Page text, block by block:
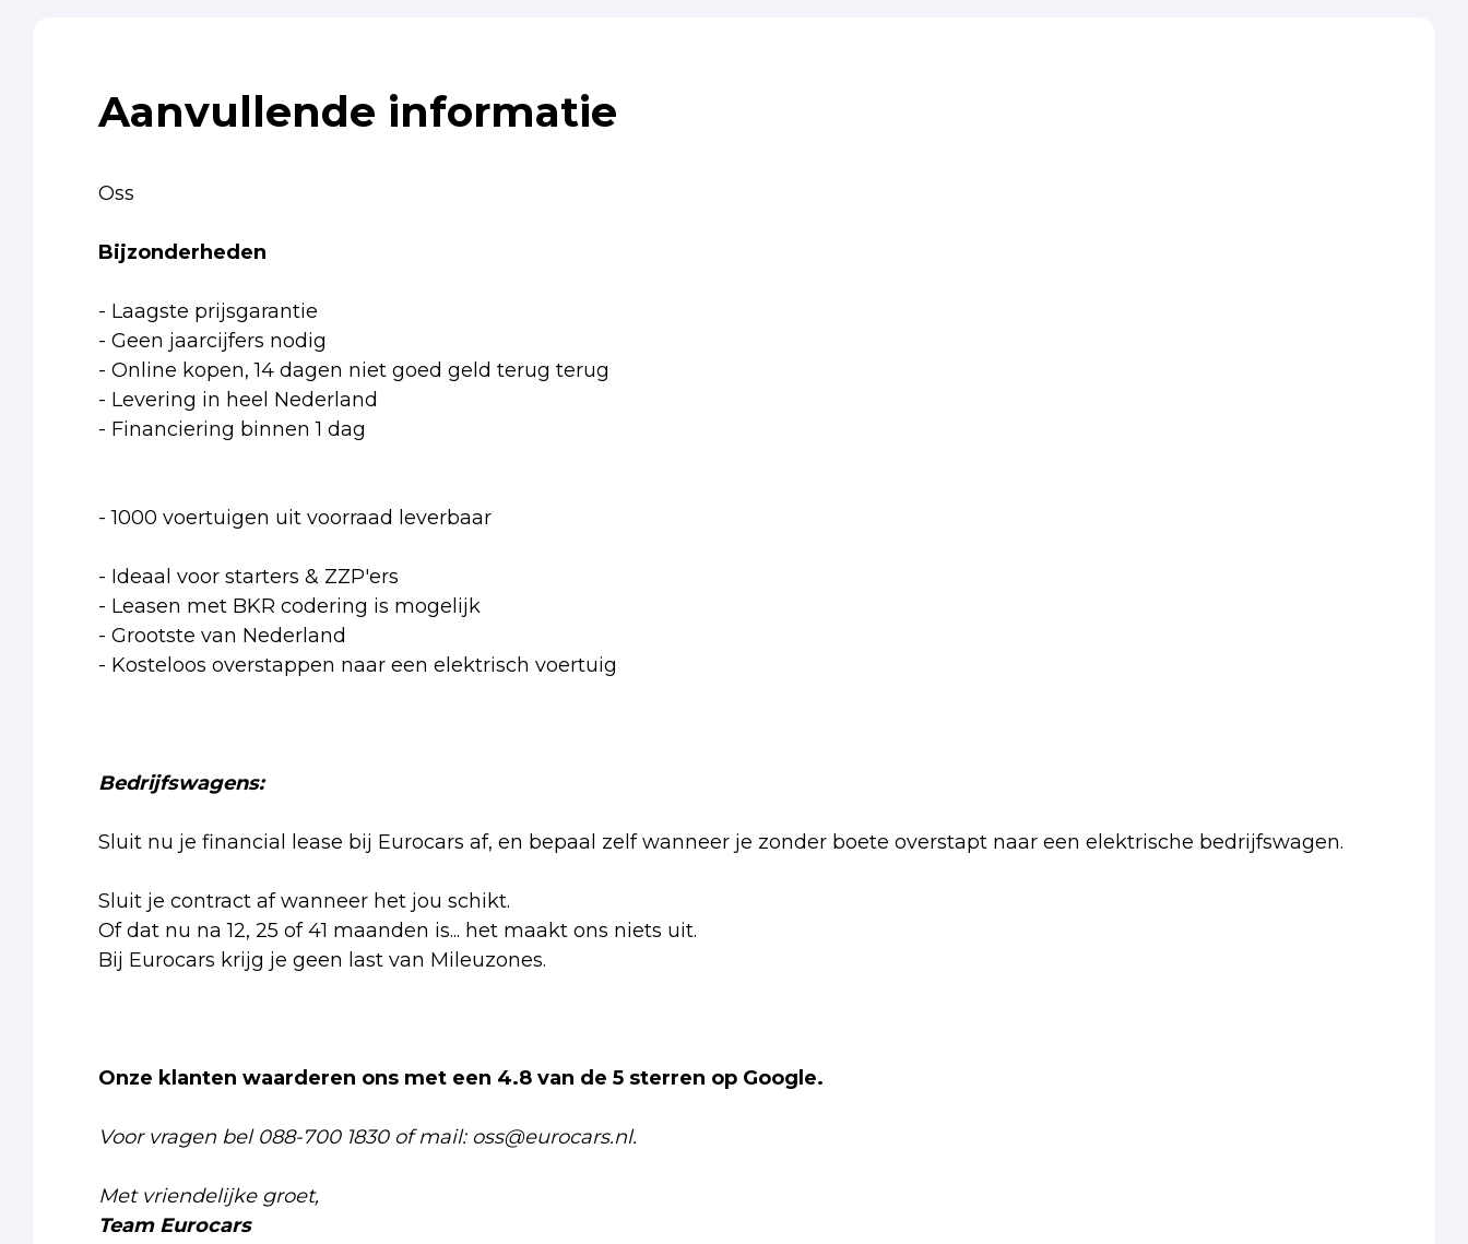
Aanvullende informatie
Oss
Bijzonderheden
- Laagste prijsgarantie
- Geen jaarcijfers nodig
- Online kopen, 14 dagen niet goed geld terug terug
- Levering in heel Nederland
- Financiering binnen 1 dag
- 1000 voertuigen uit voorraad leverbaar
- Ideaal voor starters & ZZP'ers
- Leasen met BKR codering is mogelijk
- Grootste van Nederland
- Kosteloos overstappen naar een elektrisch voertuig
Bedrijfswagens:
Sluit nu je financial lease bij Eurocars af, en bepaal zelf wanneer je zonder boete overstapt naar een elektrische bedrijfswagen.
Sluit je contract af wanneer het jou schikt.
Of dat nu na 12, 25 of 41 maanden is... het maakt ons niets uit.
Bij Eurocars krijg je geen last van Mileuzones.
Onze klanten waarderen ons met een 4.8 van de 5 sterren op Google.
Voor vragen bel 088-700 1830 of mail: oss@eurocars.nl.
Met vriendelijke groet,
Team Eurocars